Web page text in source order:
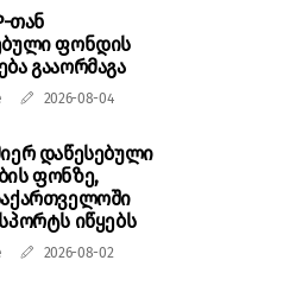
თან
ფონდის
გააორმაგა
2026-08-04
დაწესებული
ფონზე,
იწყებს
2026-08-02